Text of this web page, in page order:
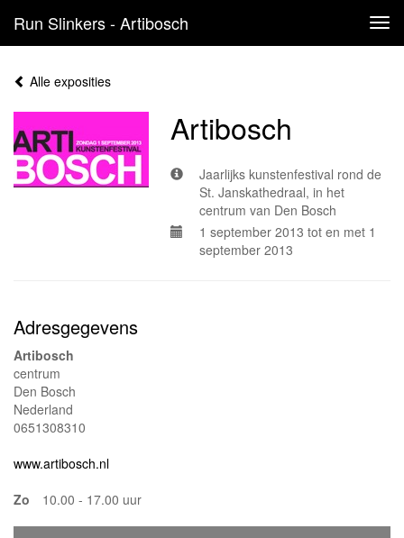
Run Slinkers - Artibosch
Alle exposities
Artibosch
Jaarlijks kunstenfestival rond de
St. Janskathedraal, in het
centrum van Den Bosch
1 september 2013 tot en met 1
september 2013
Adresgegevens
Artibosch
centrum
Den Bosch
Nederland
0651308310
www.artibosch.nl
Zo
10.00 - 17.00 uur